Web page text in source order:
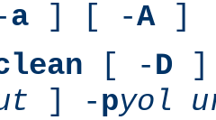
a ] [ -A]
[ -D ]
] -pyol